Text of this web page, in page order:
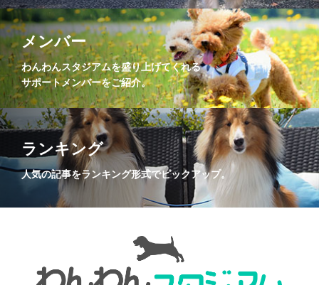
メンバー
わんわんスタジアムを盛り上げてくれる
サポートメンバーをご紹介。
ランキング
人気の記事をランキング形式でピックアップ。